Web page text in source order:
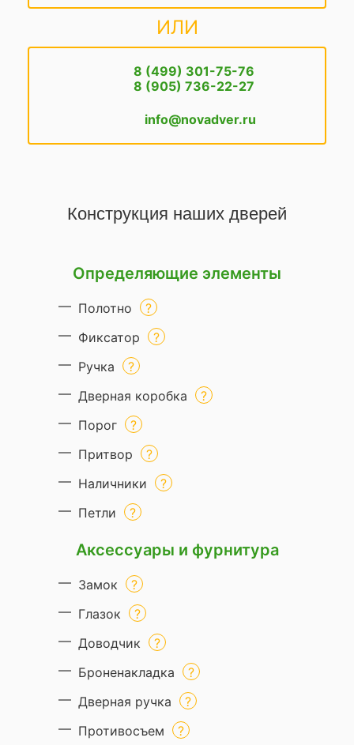
ИЛИ
8 (499) 301-75-76
8 (905) 736-22-27
info@novadver.ru
Конструкция наших дверей
Определяющие элементы
Полотно
Фиксатор
Ручка
Дверная коробка
Порог
Притвор
Наличники
Петли
Аксессуары и фурнитура
Замок
Глазок
Доводчик
Броненакладка
Дверная ручка
Противосъем